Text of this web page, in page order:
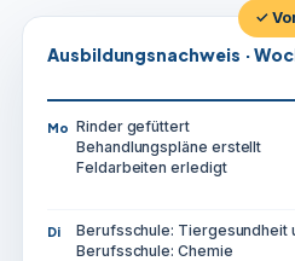
✓
Ausbildungsnachweis ·
Mo Rinder gefüttert
Behandlungspläne erstellt
Feldarbeiten erledigt
Di Berufsschule: Tiergesundheit
Berufsschule: Chemie